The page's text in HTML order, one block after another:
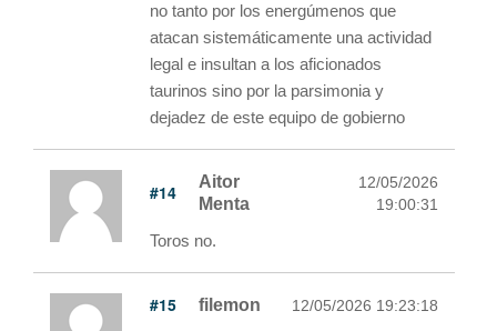
no tanto por los energúmenos que
atacan sistemáticamente una actividad
legal e insultan a los aficionados
taurinos sino por la parsimonia y
dejadez de este equipo de gobierno
#14
Aitor
Menta
12/05/2026
19:00:31
Toros no.
#15 filemon 12/05/2026 19:23:18